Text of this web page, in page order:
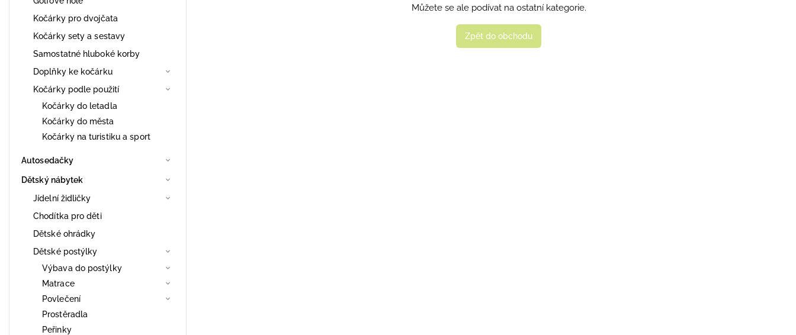
Kočárky pro dvojčata
Kočárky sety a sestavy
Samostatné hluboké korby
Doplňky ke kočárku
Kočárky podle použití
Kočárky do letadla
Kočárky do města
Kočárky na turistiku a sport
Autosedačky
Dětský nábytek
Jídelní židličky
Chodítka pro děti
Dětské ohrádky
Dětské postýlky
Výbava do postýlky
Matrace
Povlečení
Prostěradla
Peřinky
Můžete se ale podívat na ostatní kategorie.
Zpět do obchodu